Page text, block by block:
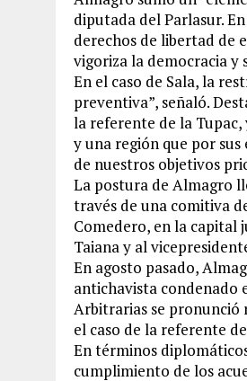
diputada del Parlasur.
derechos de libertad de
vigoriza la democracia y
En el caso de Sala, la
preventiva”, señaló.
la referente de la Tupac,
y una región que por
de nuestros objetivos
La postura de Almagro
través de una comitiva
Comedero, en la capital
Taiana y al
En agosto pasado,
antichavista condenado
Arbitrarias se pronunció
el caso de la referente
En términos
cumplimiento de los